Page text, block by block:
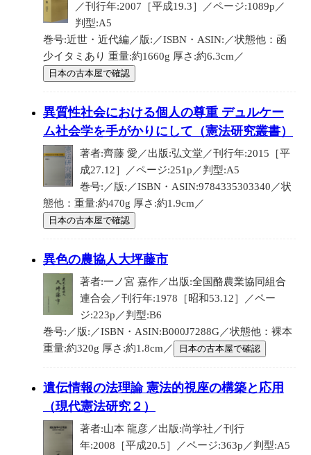
／刊行年:2007［平成19.3］／ページ:1089p／
判型:A5
巻号:近世・近代編／版:／ISBN・ASIN:／状態他：函
少イタミあり 重量:約1660g 厚さ:約6.3cm／
日本の古本屋で確認
異質性社会における個人の尊重 デュルケー
ム社会学を手がかりにして（憲法研究叢書）
著者:齊藤 愛／出版:弘文堂／刊行年:2015［平
成27.12］／ページ:251p／判型:A5
巻号:／版:／ISBN・ASIN:9784335303340／状
態他：重量:約470g 厚さ:約1.9cm／
日本の古本屋で確認
異色の農協人大坪藤市
著者:一ノ宮 嘉作／出版:全国酪農業協同組合
連合会／刊行年:1978［昭和53.12］／ペー
ジ:223p／判型:B6
巻号:／版:／ISBN・ASIN:B000J7288G／状態他：裸本
重量:約320g 厚さ:約1.8cm／
日本の古本屋で確認
遺伝情報の法理論 憲法的視座の構築と応用
（現代憲法研究２）
著者:山本 龍彦／出版:尚学社／刊行
年:2008［平成20.5］／ページ:363p／判型:A5